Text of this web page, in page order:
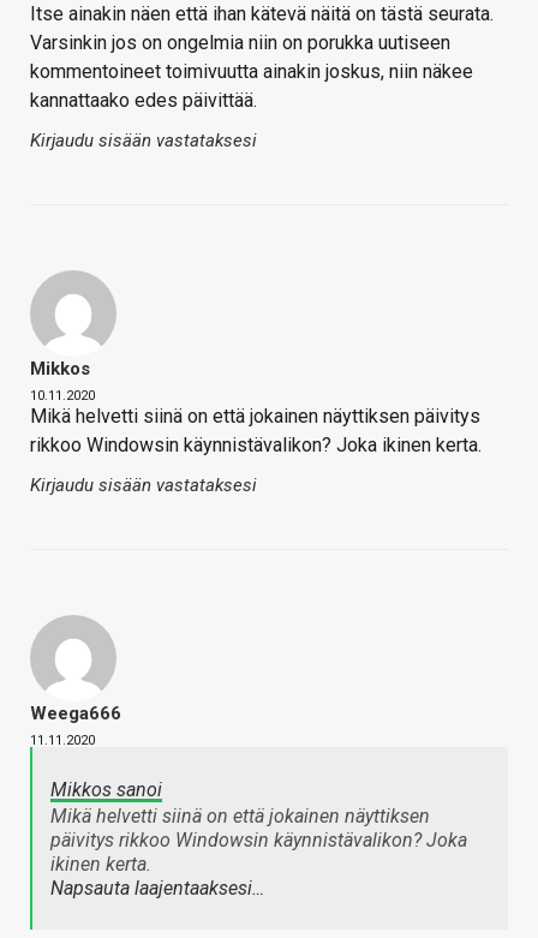
Itse ainakin näen että ihan kätevä näitä on tästä seurata.
Varsinkin jos on ongelmia niin on porukka uutiseen
kommentoineet toimivuutta ainakin joskus, niin näkee
kannattaako edes päivittää.
Kirjaudu sisään vastataksesi
Mikkos
10.11.2020
Mikä helvetti siinä on että jokainen näyttiksen päivitys
rikkoo Windowsin käynnistävalikon? Joka ikinen kerta.
Kirjaudu sisään vastataksesi
Weega666
11.11.2020
Mikkos sanoi
Mikä helvetti siinä on että jokainen näyttiksen
päivitys rikkoo Windowsin käynnistävalikon? Joka
ikinen kerta.
Napsauta laajentaaksesi…